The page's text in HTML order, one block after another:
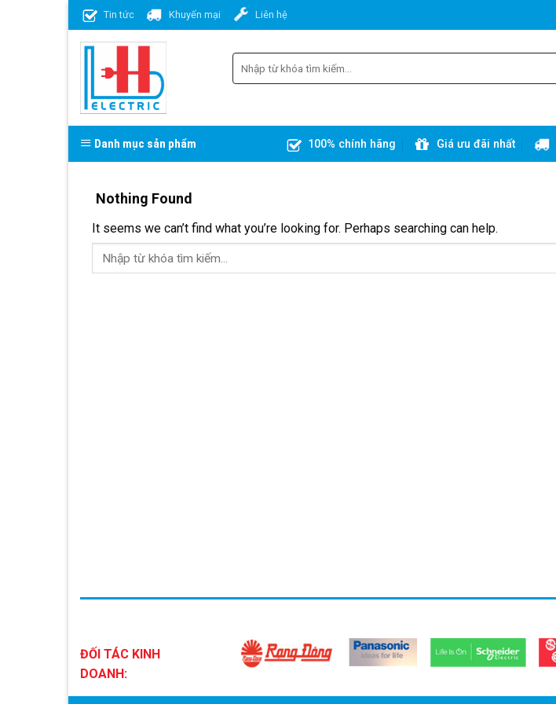
Skip
to
content
Tin tức Khuyến mại Liên hệ
Danh mục sản phẩm 100% chính hãng Giá ưu đãi nhất
Nothing Found
It seems we can’t find what you’re looking for. Perhaps searching can help.
ĐỐI TÁC KINH
DOANH: